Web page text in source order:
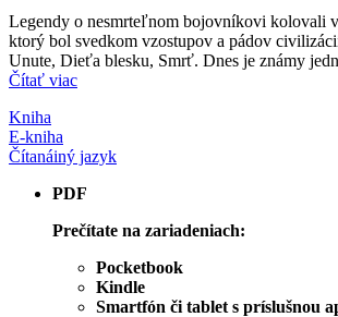
Legendy o nesmrteľnom bojovníkovi kolovali
ktorý bol svedkom vzostupov a pádov
Unute, Dieťa blesku, Smrť. Dnes je známy
Čítať viac
Kniha
E-kniha
Čítanáiný jazyk
PDF
Prečítate na zariadeniach:
Pocketbook
Kindle
Smartfón či tablet s príslušnou